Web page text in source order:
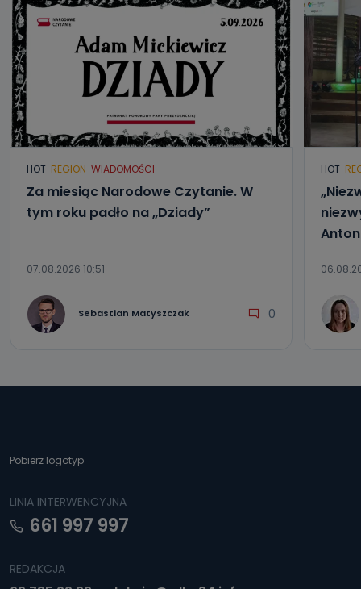
HOT REGION WIADOMOŚCI
Za miesiąc Narodowe Czytanie. W
tym roku padło na „Dziady”
07.08.2026 10:51
Sebastian Matyszczak 0
HOT
Pobierz logotyp
LINIA INTERWENCYJNA
661 997 997
REDAKCJA